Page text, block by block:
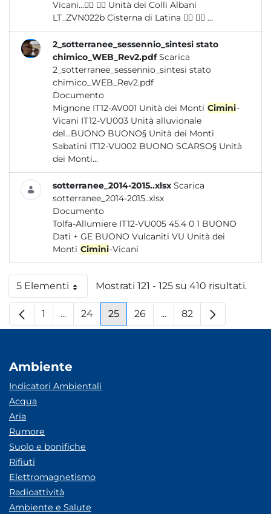
Vicani...  Unità dei Colli Albani
LT_ZVN022b Cisterna di Latina   ...
2_sotterranee_sessennio_sintesi stato
chimico_WEB_Rev2.pdf Scarica
2_sotterranee_sessennio_sintesi stato
chimico_WEB_Rev2.pdf
Documento
Mignone IT12-AV001 Unità dei Monti Cimini-
Vicani IT12-VU003 Unità alluvionale
del...BUONO BUONO§ Unità dei Monti
Sabatini IT12-VU002 BUONO SCARSO§ Unità
dei Monti...
sotterranee_2014-2015..xlsx Scarica
sotterranee_2014-2015..xlsx
Documento
Tolfa-Allumiere IT12-VU005 45.4 0 1 BUONO
Dati + GE BUONO Vulcaniti VU Unità dei
Monti Cimini-Vicani
5 ElementiPer paginaMostrati 121 - 125 su 410 risultati.
Pagina
1 ...Pagine intermedie
Pagina
24 Pagina
25 Pagina
26 ...Pagine intermedie
Pagina
82
Ambiente
Indicatori Ambientali
Acqua
Aria
Rumore
Suolo e bonifiche
Rifiuti
Elettromagnetismo
Radioattività
Ambiente e Salute